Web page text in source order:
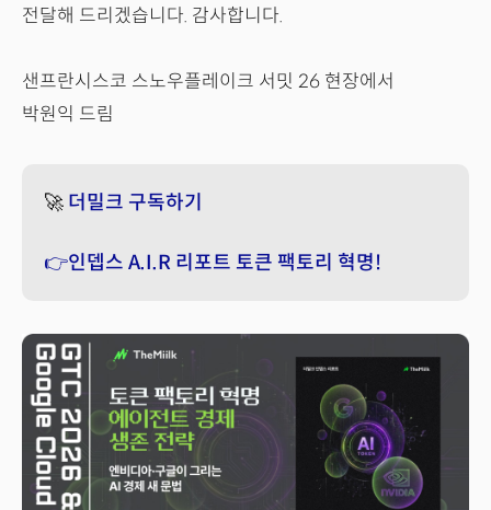
전달해 드리겠습니다. 감사합니다.
샌프란시스코 스노우플레이크 서밋 26 현장에서
박원익 드림
🚀 더밀크 구독하기
👉인뎁스 A.I.R 리포트 토큰 팩토리 혁명!